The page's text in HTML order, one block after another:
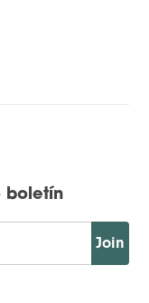
boletín
Join